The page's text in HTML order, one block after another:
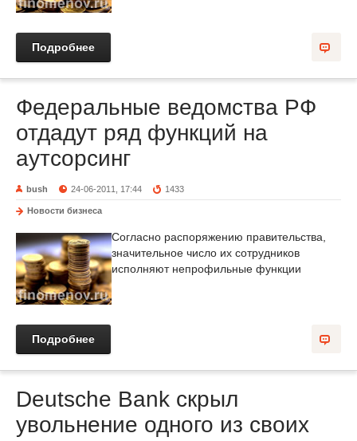
Подробнее
Федеральные ведомства РФ
отдадут ряд функций на
аутсорсинг
bush 24-06-2011, 17:44 1433
Новости бизнеса
Согласно распоряжению правительства,
значительное число их сотрудников
исполняют непрофильные функции
Подробнее
Deutsche Bank скрыл
увольнение одного из своих